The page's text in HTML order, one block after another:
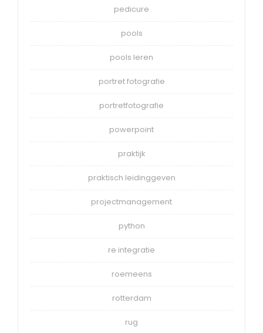
pedicure
pools
pools leren
portret fotografie
portretfotografie
powerpoint
praktijk
praktisch leidinggeven
projectmanagement
python
re integratie
roemeens
rotterdam
rug